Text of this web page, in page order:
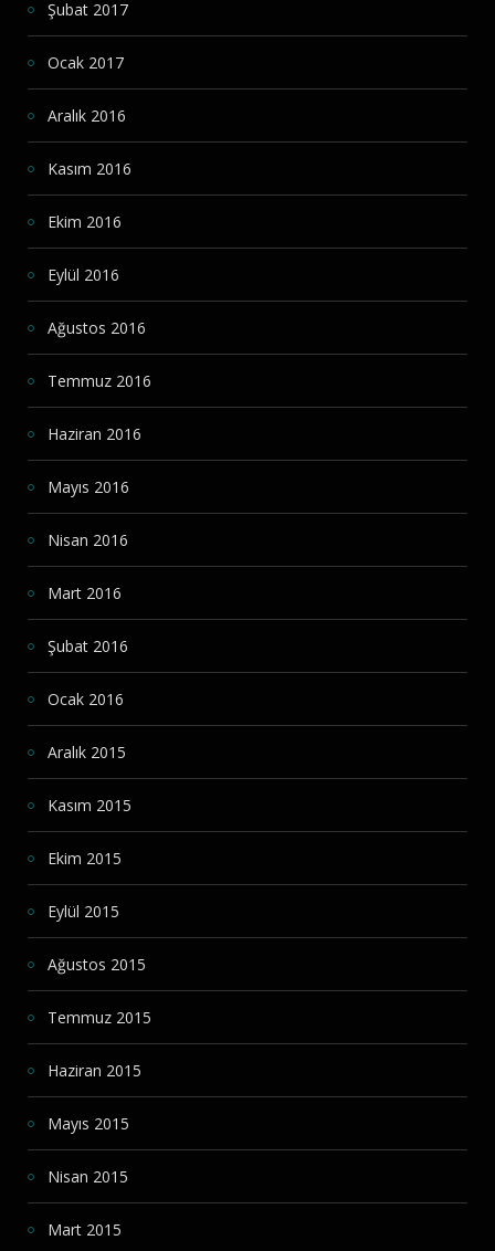
Şubat 2017
Ocak 2017
Aralık 2016
Kasım 2016
Ekim 2016
Eylül 2016
Ağustos 2016
Temmuz 2016
Haziran 2016
Mayıs 2016
Nisan 2016
Mart 2016
Şubat 2016
Ocak 2016
Aralık 2015
Kasım 2015
Ekim 2015
Eylül 2015
Ağustos 2015
Temmuz 2015
Haziran 2015
Mayıs 2015
Nisan 2015
Mart 2015